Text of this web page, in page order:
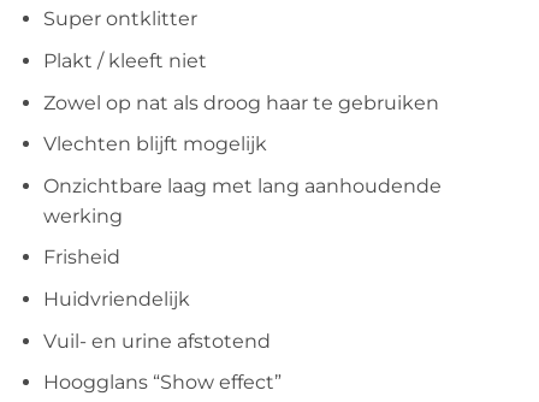
Super ontklitter
Plakt / kleeft niet
Zowel op nat als droog haar te gebruiken
Vlechten blijft mogelijk
Onzichtbare laag met lang aanhoudende
werking
Frisheid
Huidvriendelijk
Vuil- en urine afstotend
Hoogglans “Show effect”